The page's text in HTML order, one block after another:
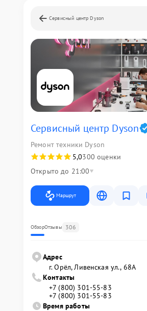
Сервисный центр Dyson
Сервисный центр Dyson
Ремонт техники Dyson
5,0300 оценки
Открыто до 21:00
Маршрут
ОбзорОтзывы 306
Адрес
г. Орёл, Ливенская ул., 68А
Контакты
+7 (800) 301-55-83
+7 (800) 301-55-83
Время работы